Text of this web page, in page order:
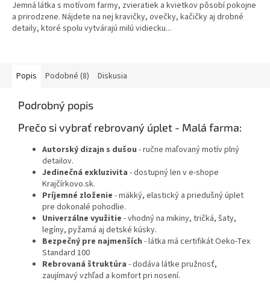
Jemná látka s motívom farmy, zvieratiek a kvietkov pôsobí pokojne
a prirodzene. Nájdete na nej kravičky, ovečky, kačičky aj drobné
detaily, ktoré spolu vytvárajú milú vidiecku...
Popis Podobné (8) Diskusia
Podrobný popis
Prečo si vybrať rebrovaný úplet - Malá farma:
Autorský dizajn s dušou - ručne maľovaný motív plný
detailov.
Jedinečná exkluzivita - dostupný len v e-shope
Krajčírkovo.sk.
Príjemné zloženie - mäkký, elastický a priedušný úplet
pre dokonalé pohodlie.
Univerzálne využitie - vhodný na mikiny, tričká, šaty,
legíny, pyžamá aj detské kúsky.
Bezpečný pre najmenších - látka má certifikát Oeko-Tex
Standard 100
Rebrovaná štruktúra - dodáva látke pružnosť,
zaujímavý vzhľad a komfort pri nosení.